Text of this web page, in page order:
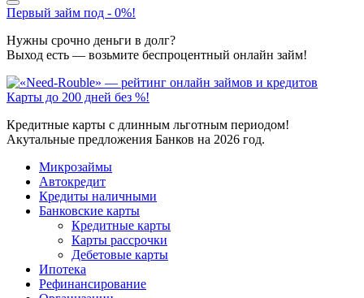
Первый займ под - 0%!
Нужны срочно деньги в долг?
Выход есть — возьмите беспроцентный онлайн займ!
Карты до 200 дней без %!
Кредитные карты с длинным льготным периодом!
Акутальные предложения Банков на 2026 год.
Микрозаймы
Автокредит
Кредиты наличными
Банковские карты
Кредитные карты
Карты рассрочки
Дебетовые карты
Ипотека
Рефинансирование